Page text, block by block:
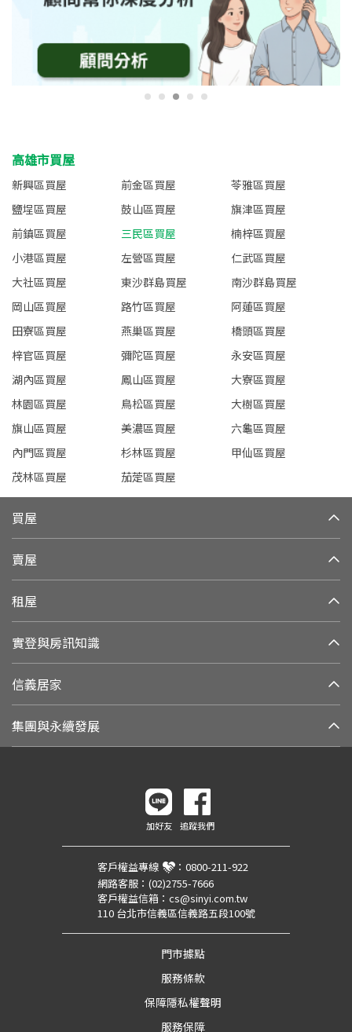
高雄市買屋
新興區買屋 前金區買屋
苓雅區買屋
鹽埕區買屋
鼓山區買屋
旗津區買屋
前鎮區買屋
三民區買屋
楠梓區買屋
小港區買屋
左營區買屋
仁武區買屋
大社區買屋
東沙群島買屋
南沙群島買屋
岡山區買屋
路竹區買屋
阿蓮區買屋
田寮區買屋
燕巢區買屋
橋頭區買屋
梓官區買屋
彌陀區買屋
永安區買屋
湖內區買屋
鳳山區買屋
大寮區買屋
林園區買屋
鳥松區買屋
大樹區買屋
旗山區買屋
美濃區買屋
六龜區買屋
內門區買屋
杉林區買屋
甲仙區買屋
茂林區買屋
茄萣區買屋
買屋
賣屋
租屋
實登與房訊知識
信義居家
集團與永續發展
加好友 追蹤我們
客戶權益專線 ： 0800-211-922
網路客服： (02)2755-7666
客戶權益信箱： cs@sinyi.com.tw
110 台北市信義區信義路五段100號
門市據點
服務條款
保障隱私權聲明
服務保障